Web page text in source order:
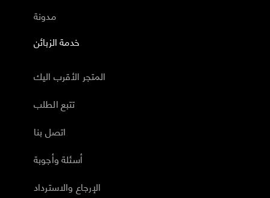
مدونة
خدمة الزبائن
المتجر الأقرب اليك
تتبع الطلب
اتصل بنا
أسئلة وأجوبة
الإرجاع والاسترداد